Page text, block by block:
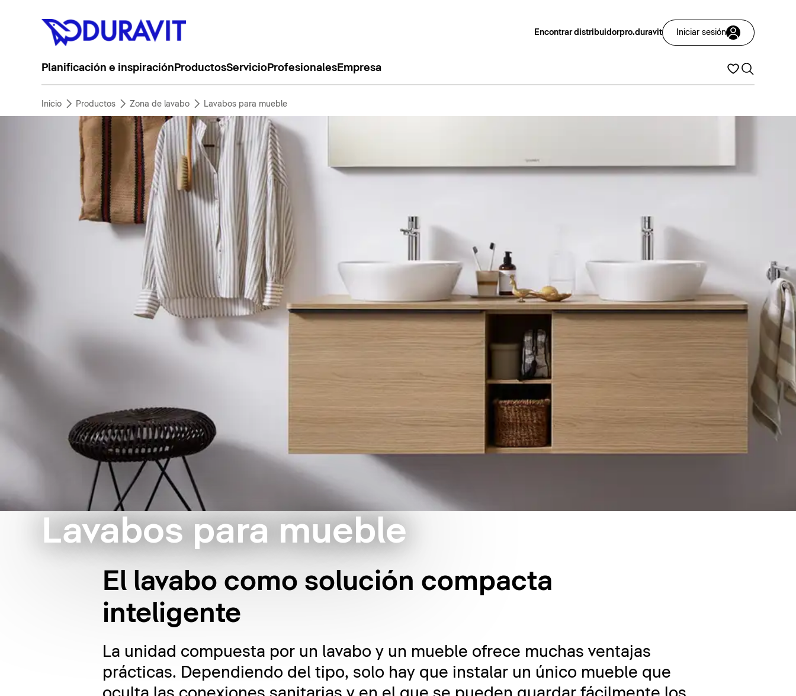
Encontrar distribuidorpro.duravit Iniciar sesión
Planificación e inspiración ProductosServicioProfesionalesEmpresa
Inicio Productos Zona de lavabo Lavabos para mueble
Lavabos para mueble
El lavabo como solución compacta
inteligente
La unidad compuesta por un lavabo y un mueble ofrece muchas ventajas
prácticas. Dependiendo del tipo, solo hay que instalar un único mueble que